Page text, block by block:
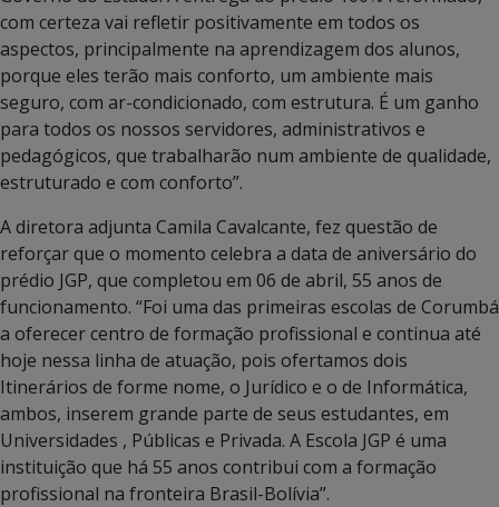
com certeza vai refletir positivamente em todos os
aspectos, principalmente na aprendizagem dos alunos,
porque eles terão mais conforto, um ambiente mais
seguro, com ar-condicionado, com estrutura. É um ganho
para todos os nossos servidores, administrativos e
pedagógicos, que trabalharão num ambiente de qualidade,
estruturado e com conforto”.
A diretora adjunta Camila Cavalcante, fez questão de
reforçar que o momento celebra a data de aniversário do
prédio JGP, que completou em 06 de abril, 55 anos de
funcionamento. “Foi uma das primeiras escolas de Corumbá
a oferecer centro de formação profissional e continua até
hoje nessa linha de atuação, pois ofertamos dois
Itinerários de forme nome, o Jurídico e o de Informática,
ambos, inserem grande parte de seus estudantes, em
Universidades , Públicas e Privada. A Escola JGP é uma
instituição que há 55 anos contribui com a formação
profissional na fronteira Brasil-Bolívia”.